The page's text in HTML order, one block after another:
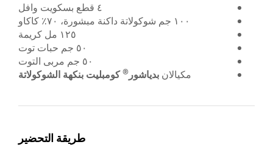
٤ قطع بسكويت وافل
١٠٠ جم شوكولاتة داكنة مبشورة، ٧٠٪ كاكاو
١٢٥ مل كريمة
٥٠ جم حبات توت
٥٠ جم مربى التوت
مكيالان بدياشور ®كومبليت بنكهة الشوكولاتة
طريقة التحضير